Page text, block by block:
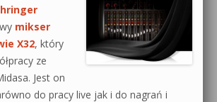
mikser
X32, który
ze
Jest on
do pracy live jak i do nagrań i